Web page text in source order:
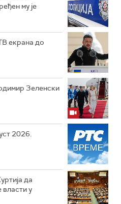
му је
екрана до
Зеленски
2026.
да
у